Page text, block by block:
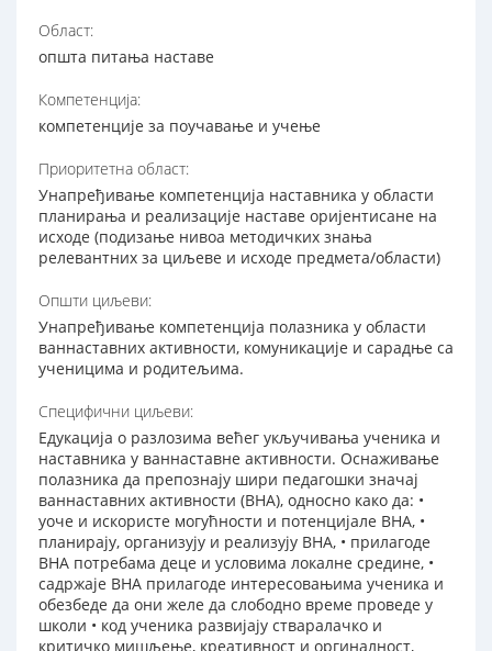
Област:
општа питања наставе
Компетенција:
компетенције за поучавање и учење
Приоритетна област:
Унапређивање компетенција наставника у области
планирања и реализације наставе оријентисане на
исходе (подизање нивоа методичких знања
релевантних за циљеве и исходе предмета/области)
Општи циљеви:
Унапређивање компетенција полазника у области
ваннаставних активности, комуникације и сарадње са
ученицима и родитељима.
Специфични циљеви:
Едукација о разлозима већег укључивања ученика и
наставника у ваннаставне активности. Оснаживање
полазника да препознају шири педагошки значај
ваннаставних активности (ВНА), односно како да: •
уоче и искористе могућности и потенцијале ВНА, •
планирају, организују и реализују ВНА, • прилагоде
ВНА потребама деце и условима локалне средине, •
садржаје ВНА прилагоде интересовањима ученика и
обезбеде да они желе да слободно време проведе у
школи • код ученика развијају стваралачко и
критичко мишљење, креативност и оргиналност,